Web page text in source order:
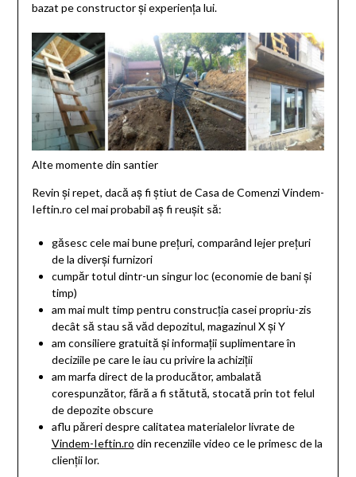
bazat pe constructor și experiența lui.
Alte momente din santier
Revin și repet, dacă aș fi știut de Casa de Comenzi Vindem-
Ieftin.ro cel mai probabil aș fi reușit să:
găsesc cele mai bune prețuri, comparând lejer prețuri
de la diverși furnizori
cumpăr totul dintr-un singur loc (economie de bani și
timp)
am mai mult timp pentru construcția casei propriu-zis
decât să stau să văd depozitul, magazinul X și Y
am consiliere gratuită și informații suplimentare în
deciziile pe care le iau cu privire la achiziții
am marfa direct de la producător, ambalată
corespunzător, fără a fi stătută, stocată prin tot felul
de depozite obscure
aflu păreri despre calitatea materialelor livrate de
Vindem-Ieftin.ro din recenziile video ce le primesc de la
clienții lor.